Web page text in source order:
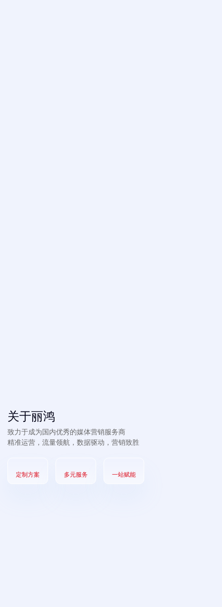
关于丽鸿
致力于成为国内优秀的媒体营销服务商
精准运营，流量领航，数据驱动，营销致胜
定制方案 多元服务 一站赋能